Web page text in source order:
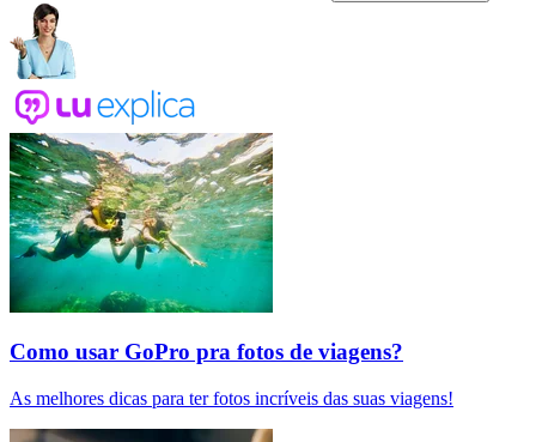
Como usar GoPro pra fotos de viagens?
As melhores dicas para ter fotos incríveis das suas viagens!